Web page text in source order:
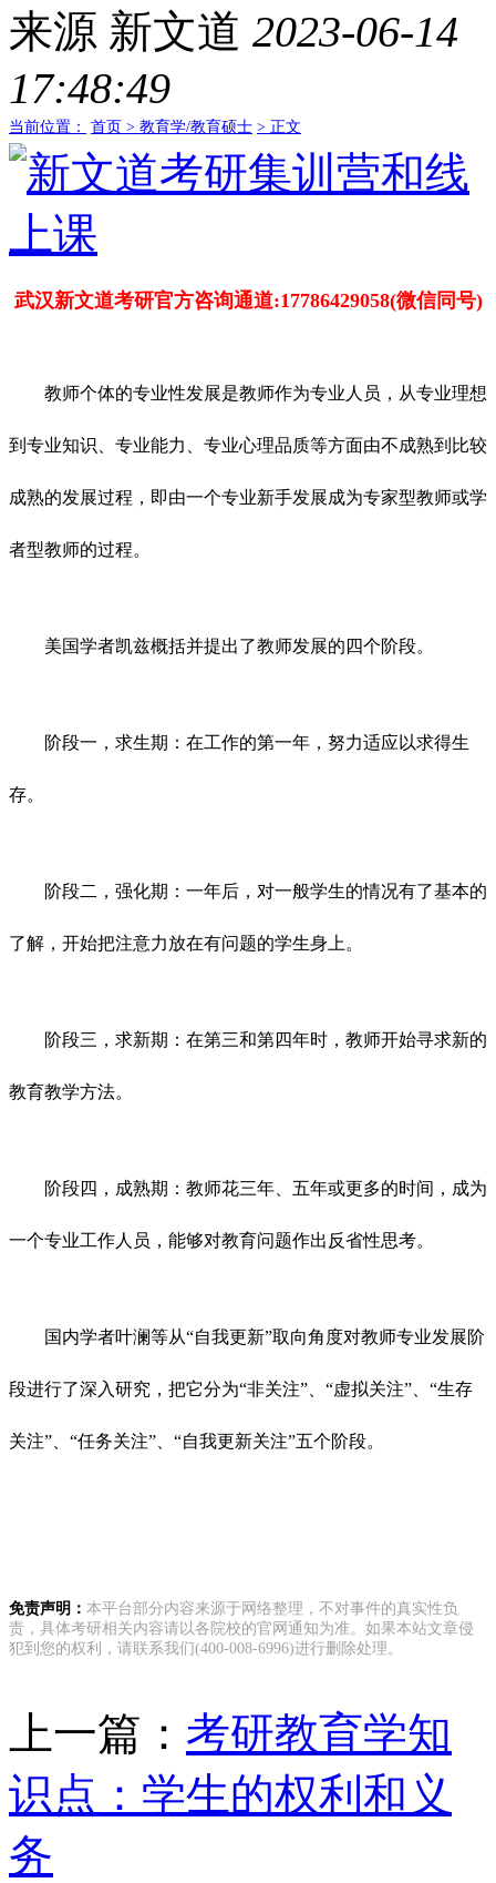
来源 新文道 2023-06-14
17:48:49
当前位置： 首页 > 教育学/教育硕士 > 正文
武汉新文道考研官方咨询通道:17786429058(微信同号)
教师个体的专业性发展是教师作为专业人员，从专业理想
到专业知识、专业能力、专业心理品质等方面由不成熟到比较
成熟的发展过程，即由一个专业新手发展成为专家型教师或学
者型教师的过程。
美国学者凯兹概括并提出了教师发展的四个阶段。
阶段一，求生期：在工作的第一年，努力适应以求得生
存。
阶段二，强化期：一年后，对一般学生的情况有了基本的
了解，开始把注意力放在有问题的学生身上。
阶段三，求新期：在第三和第四年时，教师开始寻求新的
教育教学方法。
阶段四，成熟期：教师花三年、五年或更多的时间，成为
一个专业工作人员，能够对教育问题作出反省性思考。
国内学者叶澜等从“自我更新”取向角度对教师专业发展阶
段进行了深入研究，把它分为“非关注”、“虚拟关注”、“生存
关注”、“任务关注”、“自我更新关注”五个阶段。
免责声明： 本平台部分内容来源于网络整理，不对事件的真实性负
责，具体考研相关内容请以各院校的官网通知为准。如果本站文章侵
犯到您的权利，请联系我们(400-008-6996)进行删除处理。
上一篇： 考研教育学知
识点：学生的权利和义
务